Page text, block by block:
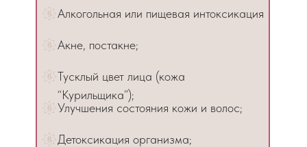
Алкогольная или пищевая интоксикация
Тусклый цвет лица (кожа
“Курильщика”);
Детоксикация организма;
Улучшения состояния кожи и волос;
Акне, постакне;